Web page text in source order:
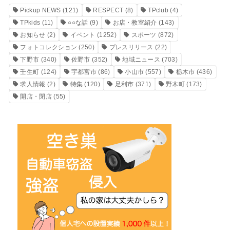
Pickup NEWS (121) RESPECT (8) TPclub (4)
TPkids (11) ○○な話 (9) お店・教室紹介 (143)
お知らせ (2) イベント (1252) スポーツ (872)
フォトコレクション (250) プレスリリース (22)
下野市 (340) 佐野市 (352) 地域ニュース (703)
壬生町 (124) 宇都宮市 (86) 小山市 (557) 栃木市 (436)
求人情報 (2) 特集 (120) 足利市 (371) 野木町(173)
開店・閉店(55)